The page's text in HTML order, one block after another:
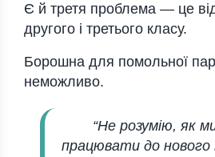
Є й третя проблема — це
другого і третього класу.
Борошна для помольної
неможливо.
“Не розумію, як
працювати до